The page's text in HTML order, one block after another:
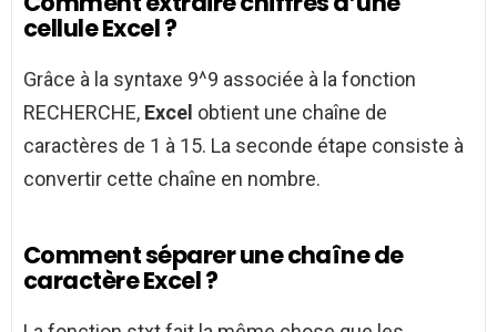
cellule Excel ?
Grâce à la syntaxe 9^9 associée à la fonction
RECHERCHE, Excel obtient une chaîne de
caractères de 1 à 15. La seconde étape consiste à
convertir cette chaîne en nombre.
Comment séparer une chaîne de
caractère Excel ?